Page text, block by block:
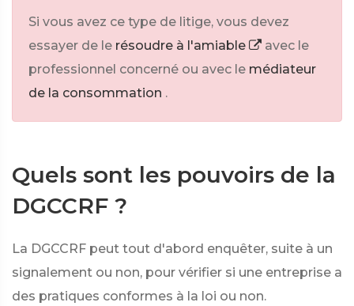
Si vous avez ce type de litige, vous devez
essayer de le résoudre à l'amiable
avec le
professionnel concerné ou avec le médiateur
de la consommation .
Quels sont les pouvoirs de la
DGCCRF ?
La DGCCRF peut tout d'abord enquêter, suite à un
signalement ou non, pour vérifier si une entreprise a
des pratiques conformes à la loi ou non.